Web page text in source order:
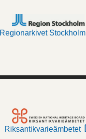
Regionarkivet Stockholm
Riksantikvarieämbetet